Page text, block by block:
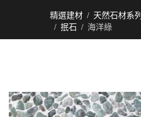
精選建材 天然石材系列
抿石
海洋綠